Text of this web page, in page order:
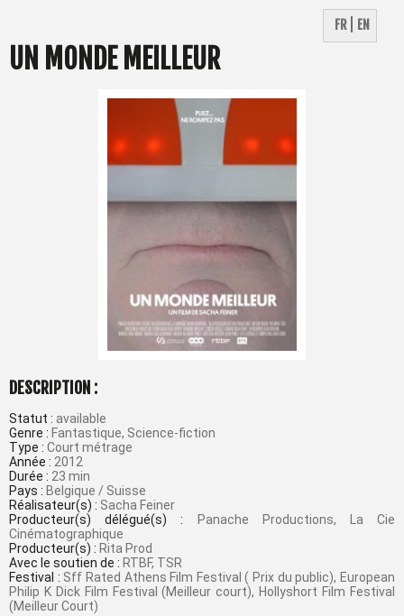
FR EN
UN MONDE MEILLEUR
DESCRIPTION :
Statut : available
Genre : Fantastique, Science-fiction
Type : Court métrage
Année : 2012
Durée : 23 min
Pays : Belgique / Suisse
Réalisateur(s) : Sacha Feiner
Producteur(s) délégué(s) : Panache Productions, La Cie
Cinématographique
Producteur(s) : Rita Prod
Avec le soutien de : RTBF, TSR
Festival : Sff Rated Athens Film Festival ( Prix du public), European
Philip K Dick Film Festival (Meilleur court), Hollyshort Film Festival
(Meilleur Court)